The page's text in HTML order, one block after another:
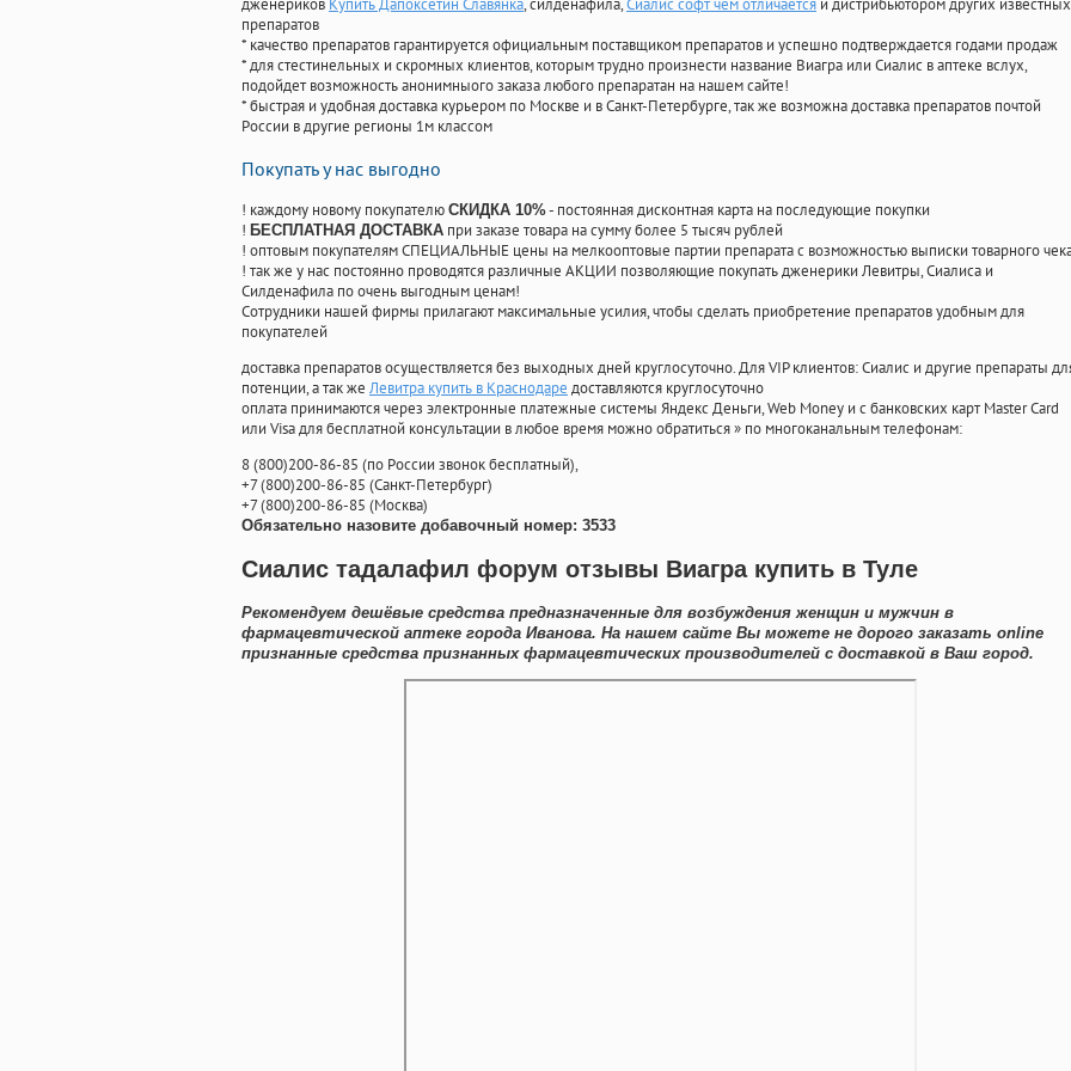
дженериков Купить Дапоксетин Славянка, силденафила,Сиалис софт чем отличается и дистрибьютором других известных
препаратов
* качество препаратов гарантируется официальным поставщиком препаратов и успешно подтверждается годами продаж
* для стестинельных и скромных клиентов, которым трудно произнести название Виагра или Сиалис в аптеке вслух,
подойдет возможность анонимныого заказа любого препаратан на нашем сайте!
* быстрая и удобная доставка курьером по Москве и в Санкт-Петербурге, так же возможна доставка препаратов почтой
России в другие регионы 1м классом
Покупать у нас выгодно
! каждому новому покупателю СКИДКА 10%- постоянная дисконтная карта на последующие покупки
! БЕСПЛАТНАЯ ДОСТАВКА при заказе товара на сумму более 5 тысяч рублей
! оптовым покупателям СПЕЦИАЛЬНЫЕ цены на мелкооптовые партии препарата с возможностью выписки товарного
! так же у нас постоянно проводятся различные АКЦИИ позволяющие покупать дженерики Левитры, Сиалиса и
Силденафила по очень выгодным ценам!
Cотрудники нашей фирмы прилагают максимальные усилия, чтобы сделать приобретение препаратов удобным для
покупателей
доставка препаратов осуществляется без выходных дней круглосуточно. Для VIP клиентов: Сиалис и другие препараты
потенции, а так же Левитра купить в Краснодаре доставляются круглосуточно
оплата принимаются через электронные платежные системы Яндекс Деньги, Web Money и с банковских карт Master Card
или Visa для бесплатной консультации в любое время можно обратиться» по многоканальным телефонам:
8(800)200-86-85 (по России звонок бесплатный),
+7(800)200-86-85 (Санкт-Петербург)
+7(800)200-86-85 (Москва)
Обязательно назовите добавочный номер: 3533
Сиалис тадалафил форум отзывы Виагра купить в Туле
Рекомендуем дешёвые средства предназначенные для возбуждения женщин и мужчин в
фармацевтической аптеке города Иванова. На нашем сайте Вы можете не дорого заказать online
признанные средства признанных фармацевтических производителей с доставкой в Ваш город.